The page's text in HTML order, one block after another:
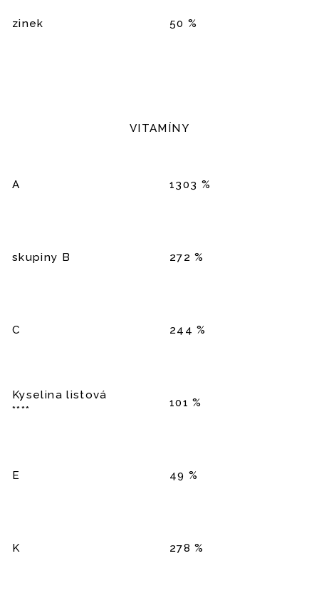
zinek 50 %
VITAMÍNY
A 1303 %
skupiny B 272 %
C 244 %
Kyselina listová
****
101 %
E 49 %
K 278 %